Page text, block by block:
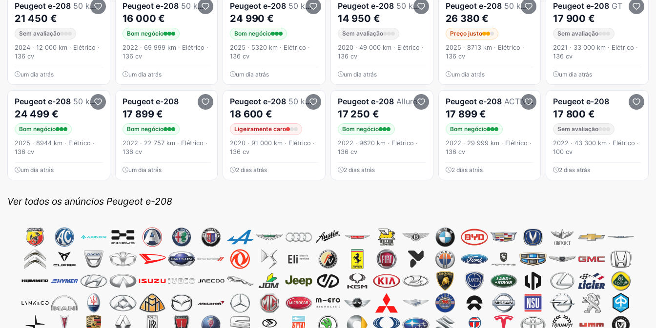
Peugeot e-208 50 kWh Active
21 450 €
Sem avaliação
2024 · 12 000 km · Elétrico ·
136 cv
um dia atrás
Peugeot e-208 50 kWh Allure Pack
16 000 €
Bom negócio
2022 · 69 999 km · Elétrico ·
136 cv
um dia atrás
Peugeot e-208 50 kWh Style
24 990 €
Bom negócio
2025 · 5320 km · Elétrico ·
136 cv
um dia atrás
Peugeot e-208 50 kWh Allure
14 950 €
Sem avaliação
2020 · 49 000 km · Elétrico ·
136 cv
um dia atrás
Peugeot e-208 50 kWh Allure
26 380 €
Preço justo
2025 · 8713 km · Elétrico ·
136 cv
um dia atrás
Peugeot e-208 GT
17 900 €
Sem avaliação
2021 · 33 000 km · Elétrico ·
136 cv
um dia atrás
Peugeot e-208 50 kWh Style
24 499 €
Bom negócio
2025 · 8944 km · Elétrico ·
136 cv
um dia atrás
Peugeot e-208
17 899 €
Bom negócio
2022 · 22 757 km · Elétrico ·
136 cv
um dia atrás
Peugeot e-208 50 kWh GT Line
18 600 €
Ligeiramente caro
2020 · 91 000 km · Elétrico ·
136 cv
2 dias atrás
Peugeot e-208 Allure
17 250 €
Bom negócio
2022 · 9620 km · Elétrico ·
136 cv
2 dias atrás
Peugeot e-208 ACTIVE 136CV 50Kwh (AUTO)
17 899 €
Bom negócio
2022 · 29 999 km · Elétrico ·
136 cv
2 dias atrás
Peugeot e-208
17 800 €
Sem avaliação
2022 · 43 300 km · Elétrico ·
100 cv
2 dias atrás
Ver todos os anúncios Peugeot e-208